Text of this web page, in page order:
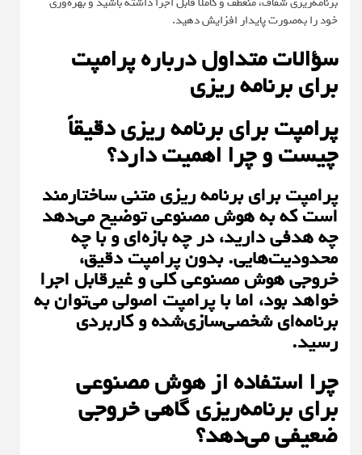
خود را به‌صورت پایدار افزایش دهید.
سؤالات متداول درباره پرامپت
برای برنامه ریزی
پرامپت برای برنامه ریزی دقیقاً
چیست و چرا اهمیت دارد؟
پرامپت برای برنامه ریزی متنی ساختارمند
است که به هوش مصنوعی توضیح می‌دهد
چه هدفی دارید، در چه بازه‌ای و با چه
محدودیت‌هایی. بدون پرامپت دقیق،
خروجی هوش مصنوعی کلی و غیرقابل اجرا
خواهد بود، اما با پرامپت اصولی می‌توان به
برنامه‌ای شخصی‌سازی‌شده و کاربردی
رسید.
چرا استفاده از هوش مصنوعی
برای برنامه‌ریزی گاهی خروجی
ضعیفی می‌دهد؟